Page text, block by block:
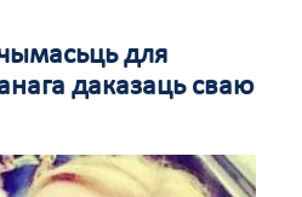
для
даказаць сваю